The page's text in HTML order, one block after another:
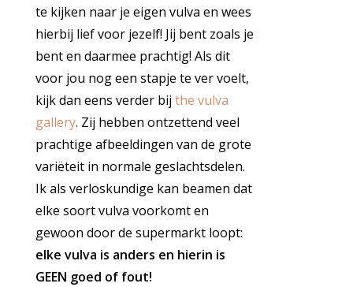
te kijken naar je eigen vulva en wees
hierbij lief voor jezelf! Jij bent zoals je
bent en daarmee prachtig! Als dit
voor jou nog een stapje te ver voelt,
kijk dan eens verder bij the vulva
gallery. Zij hebben ontzettend veel
prachtige afbeeldingen van de grote
variëteit in normale geslachtsdelen.
Ik als verloskundige kan beamen dat
elke soort vulva voorkomt en
gewoon door de supermarkt loopt:
elke vulva is anders en hierin is
GEEN goed of fout!